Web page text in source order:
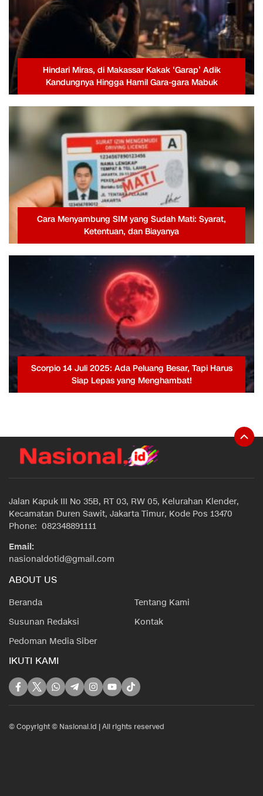
Hindari Miras, di Makassar Kakak ‘Garap’ Adik
Kandungnya Hingga Hamil Gara-gara Mabuk
Cara Menyambung SIM yang Sudah Mati: Syarat,
Ketentuan, dan Biayanya
Scorpio 14 Juli 2025: Ada Peluang Besar, Tapi Harus
Siap Lepas yang Menghambat!
Jalan Kapuk III No 35B, RT 03, RW 05, Kelurahan Klender,
Kecamatan Duren Sawit, Jakarta Timur, Kode Pos 13470
Phone: 082348891111
Email:
nasionaldotid@gmail.com
ABOUT US
Beranda
Tentang Kami
Susunan Redaksi
Kontak
Pedoman Media Siber
IKUTI KAMI
© Copyright © Nasional.id | All rights reserved